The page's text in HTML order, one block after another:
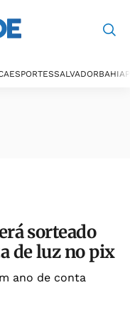
ESPORTESSALVADORBAHIA
sorteado
de luz no pix
ano de conta